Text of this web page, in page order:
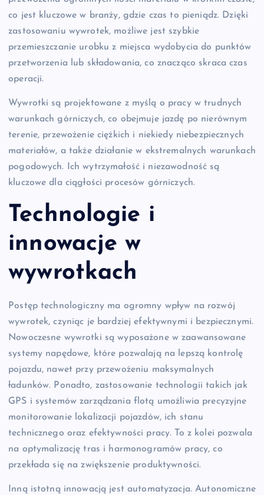
co jest kluczowe w branży, gdzie czas to pieniądz. Dzięki
zastosowaniu wywrotek, możliwe jest szybkie
przemieszczanie urobku z miejsca wydobycia do punktów
przetworzenia lub składowania, co znacząco skraca czas
operacji.
Wywrotki są projektowane z myślą o pracy w trudnych
warunkach górniczych, co obejmuje jazdę po nierównym
terenie, przewożenie ciężkich i niekiedy niebezpiecznych
materiałów, a także działanie w ekstremalnych warunkach
pogodowych. Ich wytrzymałość i niezawodność są
kluczowe dla ciągłości procesów górniczych.
Technologie i
innowacje w
wywrotkach
Postęp technologiczny ma ogromny wpływ na rozwój
wywrotek, czyniąc je bardziej efektywnymi i bezpiecznymi.
Nowoczesne wywrotki są wyposażone w zaawansowane
systemy napędowe, które pozwalają na lepszą kontrolę
pojazdu, nawet przy przewożeniu maksymalnych
ładunków. Ponadto, zastosowanie technologii takich jak
GPS i systemów zarządzania flotą umożliwia precyzyjne
monitorowanie lokalizacji pojazdów, ich stanu
technicznego oraz efektywności pracy. To z kolei pozwala
na optymalizację tras i harmonogramów pracy, co
przekłada się na zwiększenie produktywności.
Inną istotną innowacją jest automatyzacja. Autonomiczne